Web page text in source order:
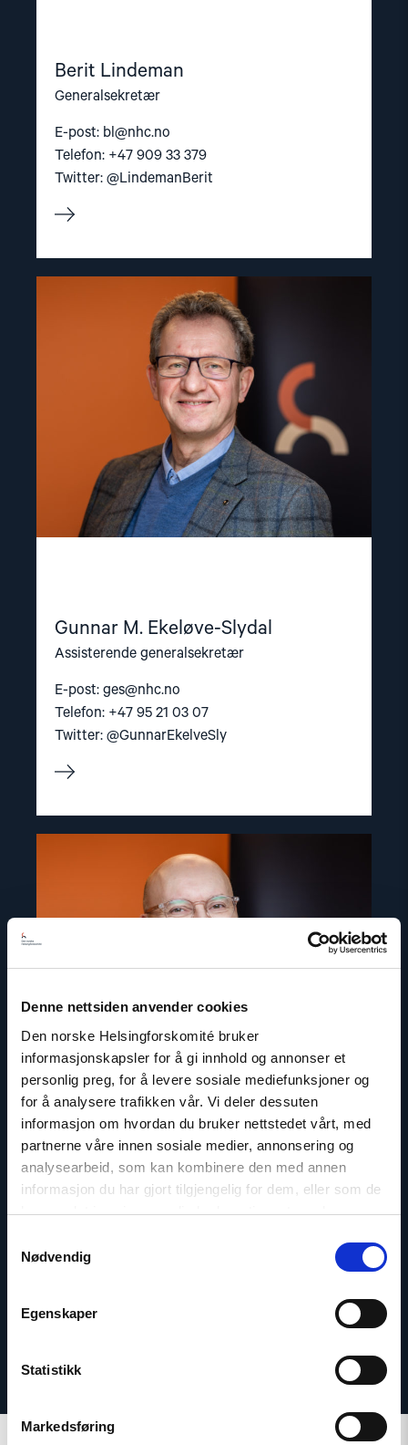
Denne nettsiden anvender cookies
Den norske Helsingforskomité bruker
informasjonskapsler for å gi innhold og annonser et
personlig preg, for å levere sosiale mediefunksjoner og
for å analysere trafikken vår. Vi deler dessuten
informasjon om hvordan du bruker nettstedet vårt, med
partnerne våre innen sosiale medier, annonsering og
analysearbeid, som kan kombinere den med annen
informasjon du har gjort tilgjengelig for dem, eller som de
har samlet inn gjennom din bruk av tjenestene deres.
Nødvendig
Egenskaper
Statistikk
Markedsføring
Berit Lindeman
Generalsekretær
E-post: bl@nhc.no
Telefon: +47 909 33 379
Twitter: @LindemanBerit
Gunnar M. Ekeløve-Slydal
Assisterende generalsekretær
E-post: ges@nhc.no
Telefon: +47 95 21 03 07
Twitter: @GunnarEkelveSly
article
"Gunnar
M.
Ekeløve-
Slydal"
Dag A. Fedøy
Kommunikasjonssjef
E-post:
Telefon: +47 920 54 309
article
"Dag
Fedøy"